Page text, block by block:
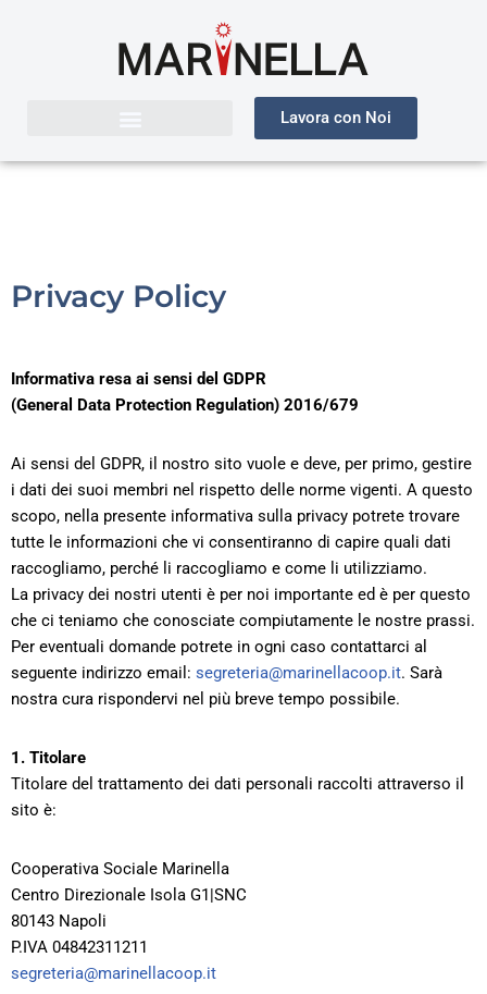
Lavora con Noi
Privacy Policy
Informativa resa ai sensi del GDPR
(General Data Protection Regulation) 2016/679
Ai sensi del GDPR, il nostro sito vuole e deve, per primo, gestire
i dati dei suoi membri nel rispetto delle norme vigenti. A questo
scopo, nella presente informativa sulla privacy potrete trovare
tutte le informazioni che vi consentiranno di capire quali dati
raccogliamo, perché li raccogliamo e come li utilizziamo.
La privacy dei nostri utenti è per noi importante ed è per questo
che ci teniamo che conosciate compiutamente le nostre prassi.
Per eventuali domande potrete in ogni caso contattarci al
seguente indirizzo email: segreteria@marinellacoop.it. Sarà
nostra cura rispondervi nel più breve tempo possibile.
1. Titolare
Titolare del trattamento dei dati personali raccolti attraverso il
sito è:
Cooperativa Sociale Marinella
Centro Direzionale Isola G1|SNC
80143 Napoli
P.IVA 04842311211
segreteria@marinellacoop.it